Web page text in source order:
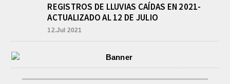
REGISTROS DE LLUVIAS CAÍDAS EN 2021-
ACTUALIZADO AL 12 DE JULIO
12.Jul 2021